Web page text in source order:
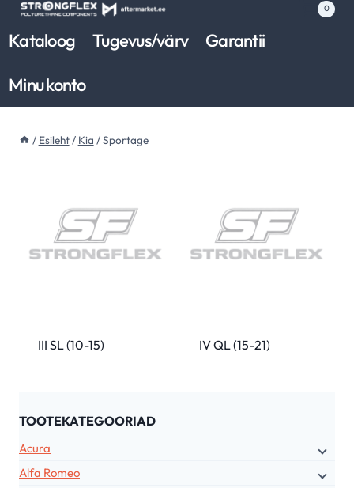
Skip
content
0
Kataloog Tugevus/värv
Garantii
Minu konto
/ Esileht/ Kia /Sportage
III SL (10-15) IV QL (15-21)
TOOTEKATEGOORIAD
Acura
Alfa Romeo